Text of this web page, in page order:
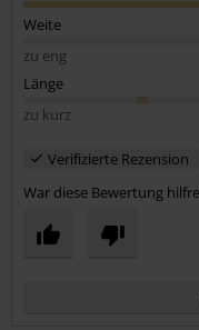
Weite
zu eng
Länge
zu kurz
Verifizierte Rezension
War diese Bewertung